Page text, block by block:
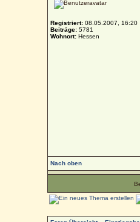
Registriert: 08.05.2007, 16:20
Beiträge: 5781
Wohnort: Hessen
Nach oben